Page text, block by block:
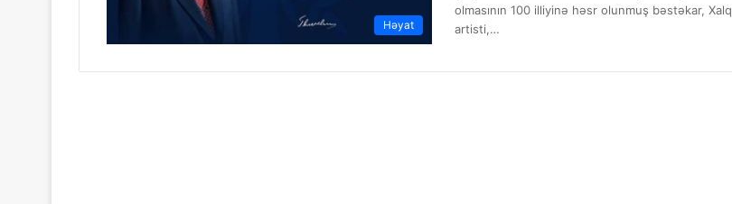
Həyat
olmasının 100 illiyinə həsr olunmuş bəstəkar, Xalq
artisti,…